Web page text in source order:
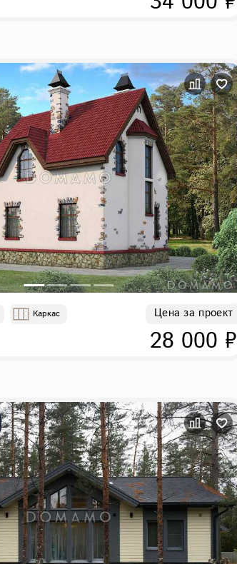
Каркас Цена за проект
28 000 ₽